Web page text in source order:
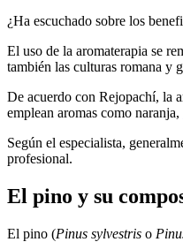
¿Ha escuchado sobre los
El uso de la aromaterapia se
también las culturas romana y
De acuerdo con Rejopachí, la
emplean aromas como naranja,
Según el especialista,
profesional.
El pino y su
El pino (Pinus sylvestris o